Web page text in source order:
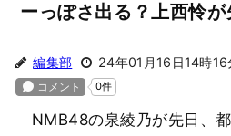
ーっぽさ出る？上西怜
編集部 24年01月16日14時16
NMB48の泉綾乃が先日、